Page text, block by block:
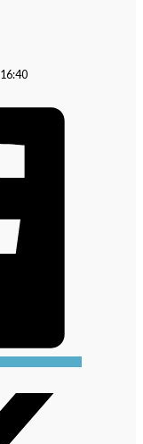
16:40